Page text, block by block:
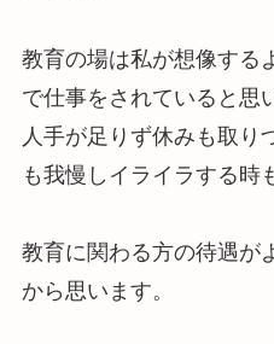
教育の場は私が想像する
で仕事をされていると思
人手が足りず休みも取り
も我慢しイライラする時
教育に関わる方の待遇が
から思います。